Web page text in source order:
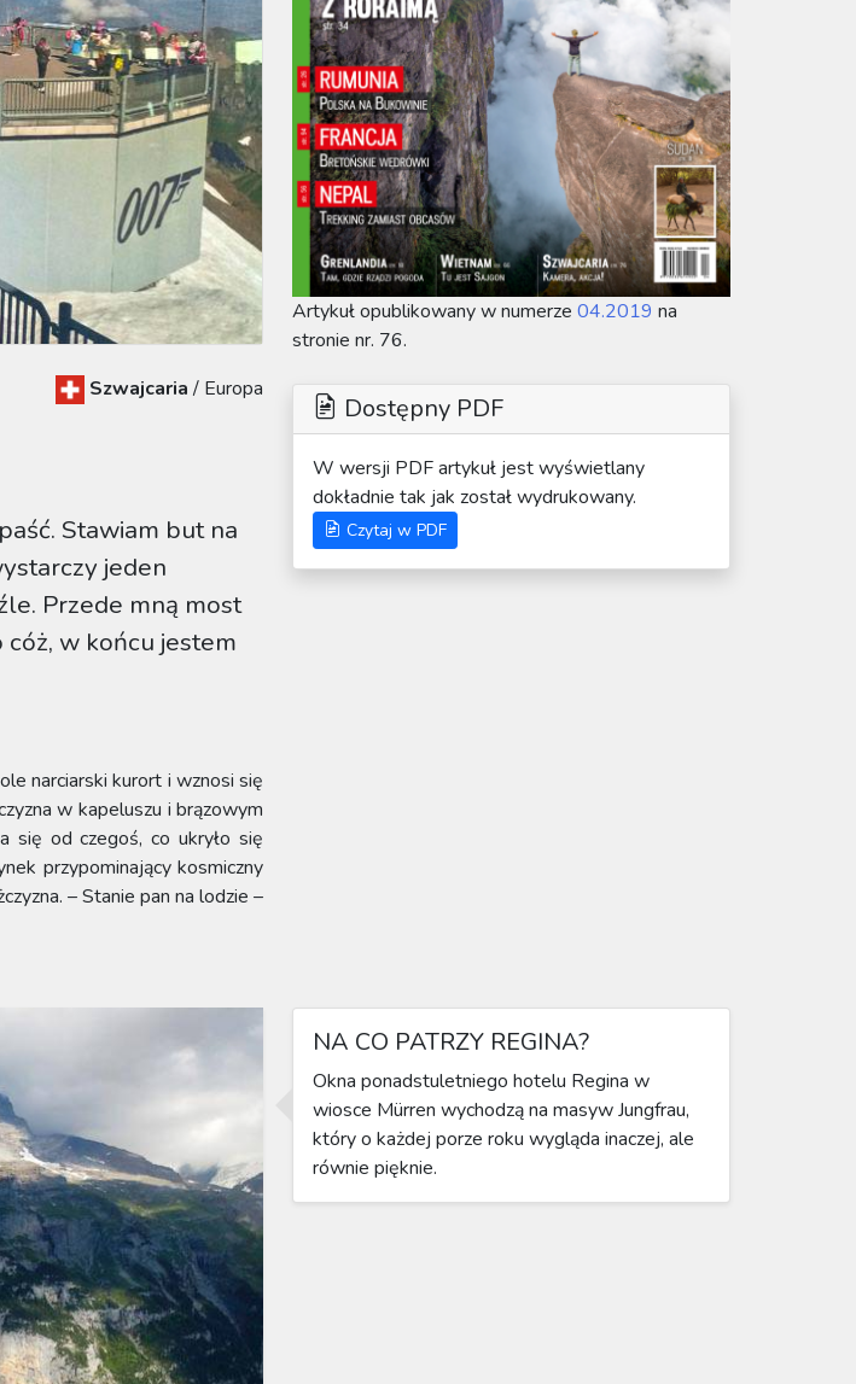
Artykuł opublikowany w numerze04.2019 na
stronie nr. 76.
Szwajcaria / Europa
Stawiam but na
jeden
Przede mną most
w końcu jestem
Dostępny PDF
W wersji PDF artykuł jest wyświetlany
dokładnie tak jak został wydrukowany.
Czytaj w PDF
narciarski kurort i wznosi się
w kapeluszu i brązowym
się od czegoś, co ukryło się
przypominający kosmiczny
– Stanie pan na lodzie –
NA CO PATRZY REGINA?
Okna ponadstuletniego hotelu Regina w
wiosce Mürren wychodzą na masyw Jungfrau,
który o każdej porze roku wygląda inaczej, ale
równie pięknie.